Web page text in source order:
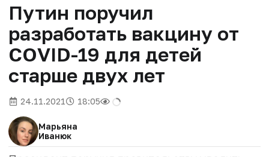
Путин поручил
разработать вакцину от
COVID-19 для детей
старше двух лет
24.11.2021 18:05
Марьяна
Иванюк